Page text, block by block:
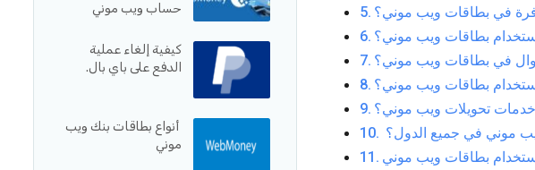
في بطاقات ويب موني؟
بطاقات ويب موني؟
في بطاقات ويب موني؟
بطاقات ويب موني؟
تحويلات ويب موني؟
موني في جميع الدول؟
بطاقات ويب موني
حساب ويب موني
كيفية إلغاء عملية
الدفع على باي بال.
أنواع بطاقات بنك ويب
موني